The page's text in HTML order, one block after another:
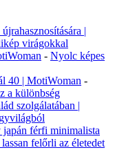
|
virágokkal
- Nyolc képes
40 | MotiWoman -
a különbség
szolgálatában |
japán férfi minimalista
felőrli az életedet